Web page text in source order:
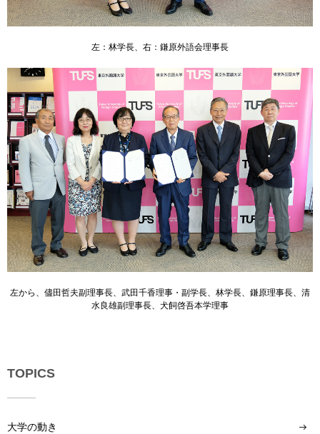
わ
せ
通
ク
セ
ス
サ
イ
ト
マ
ッ
プ
左：林学長、右：鎌原外語会理事長
左から、儘田哲夫副理事長、武田千香理事・副学長、林学長、鎌原理事長、清
水良雄副理事長、犬飼啓吾本学理事
TOPICS
大学の動き